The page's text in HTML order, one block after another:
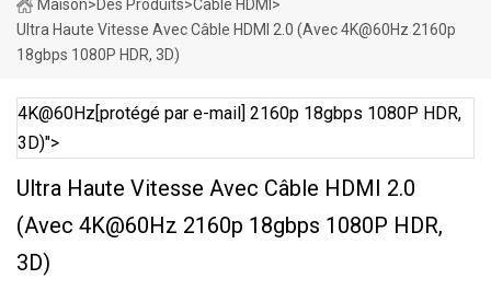
Maison>Des Produits>Câble HDMI >
Ultra Haute Vitesse Avec Câble HDMI 2.0 (avec4K@60Hz 2160p
18gbps 1080P HDR, 3D)
4K@60Hz[protégé par e-mail] 2160p 18gbps 1080P HDR,
3D)">
Ultra Haute Vitesse Avec Câble HDMI 2.0
(avec 4K@60Hz 2160p 18gbps 1080P HDR,
3D)